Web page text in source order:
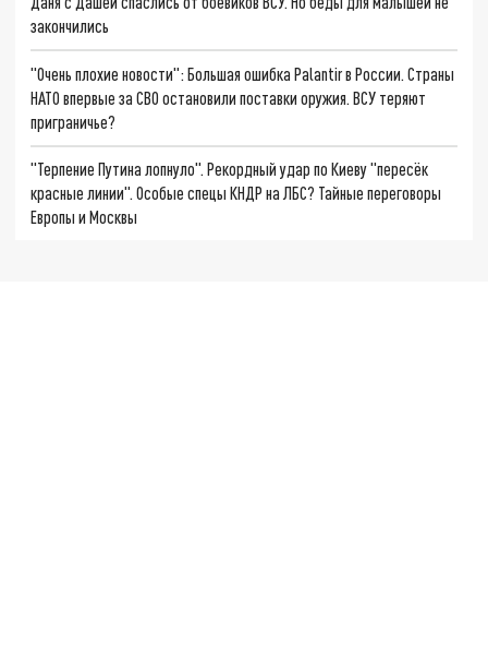
закончились
"Очень плохие новости": Большая ошибка Palantir в России. Страны
НАТО впервые за СВО остановили поставки оружия. ВСУ теряют
приграничье?
"Терпение Путина лопнуло". Рекордный удар по Киеву "пересёк
красные линии". Особые спецы КНДР на ЛБС? Тайные переговоры
Европы и Москвы